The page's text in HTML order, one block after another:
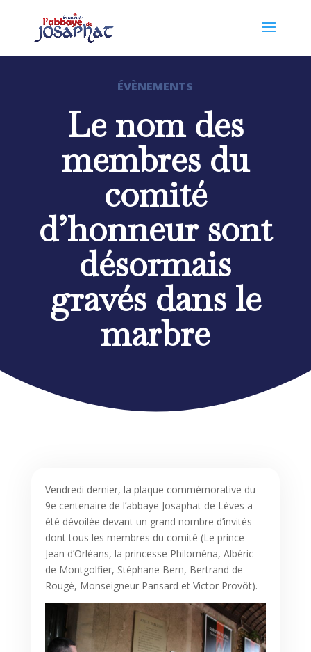
ÉVÈNEMENTS
Le nom des
membres du
comité
d’honneur sont
désormais
gravés dans le
marbre
Vendredi dernier, la plaque commémorative du
9e centenaire de l’abbaye Josaphat de Lèves a
été dévoilée devant un grand nombre d’invités
dont tous les membres du comité (Le prince
Jean d’Orléans, la princesse Philoména, Albéric
de Montgolfier, Stéphane Bern, Bertrand de
Rougé, Monseigneur Pansard et Victor Provôt).